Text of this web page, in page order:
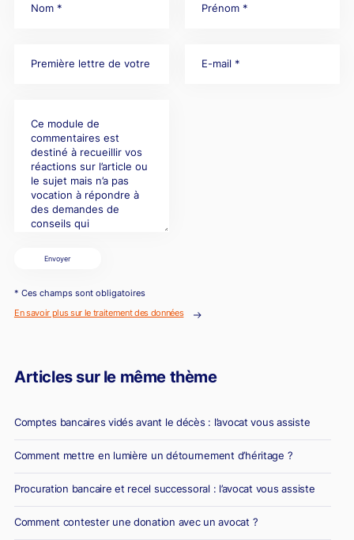
Envoyer
* Ces champs sont obligatoires
En savoir plus sur le traitement des données
Articles sur le même thème
Comptes bancaires vidés avant le décès : l’avocat vous assiste
Comment mettre en lumière un détournement d’héritage ?
Procuration bancaire et recel successoral : l’avocat vous assiste
Comment contester une donation avec un avocat ?